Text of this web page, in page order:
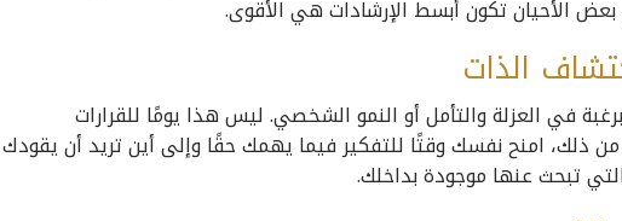
الأحيان تكون أبسط الإرشادات هي الأقوى.
الذات
في العزلة والتأمل أو النمو الشخصي. ليس هذا يومًا للقرارات
من ذلك، امنح نفسك وقتًا للتفكير فيما يهمك حقًا وإلى أين تريد أن يقودك
تبحث عنها موجودة بداخلك.